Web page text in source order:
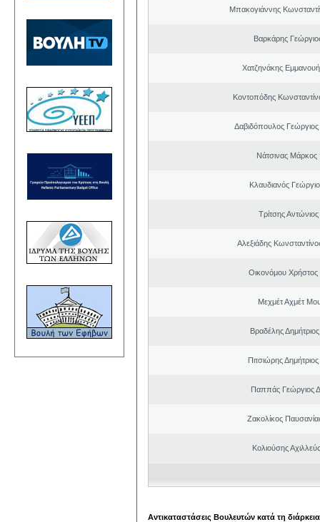
Μπακογιάννης
Βαρκάρης
Χατζηνάκης
Κοντοπόδης
Δαβιδόπουλος
Νάτσινας Μάρκος
Κλαυδιανός
Τρίτσης
Αλεξιάδης
Οικονόμου Χρήστος
Μεχμέτ Αχμέτ
Βραδέλης Δημήτριος
Πιτσιώρης
Παππάς Γεώργιος
Ζακολίκος
Κολιούσης
Αντικαταστάσεις Βουλευτών κατά τη